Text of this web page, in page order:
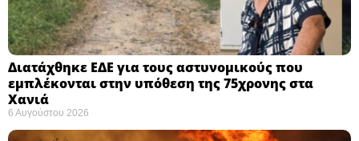
Διατάχθηκε ΕΔΕ για τους αστυνομικούς που
εμπλέκονται στην υπόθεση της 75χρονης στα
Χανιά
6 Αυγούστου 2026